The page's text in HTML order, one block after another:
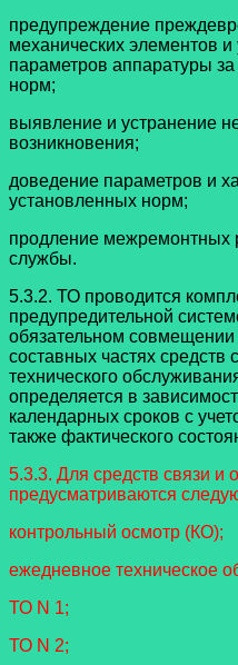
предупреждение
механических элементов и
параметров аппаратуры
норм;
выявление и устранение
возникновения;
доведение параметров и
установленных норм;
продление межремонтных
службы.
5.3.2. ТО проводится
предупредительной
обязательном
составных частях
технического
определяется в
календарных сроков с
также фактического
5.3.3. Для средств связи
предусматриваются
контрольный осмотр (КО);
ежедневное техническое
ТО N 1;
ТО N 2;